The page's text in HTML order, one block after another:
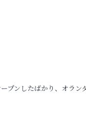
プンしたばかり、オラン